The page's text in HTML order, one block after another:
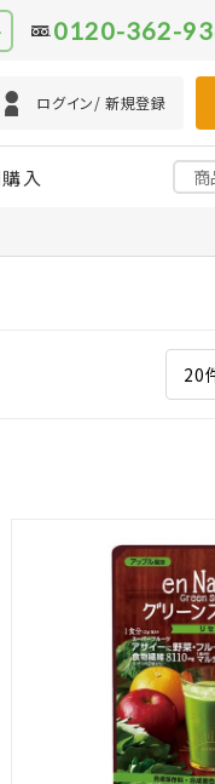
0120-362-
ログイン/ 新規登録
入